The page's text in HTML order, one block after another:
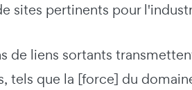
sites pertinents pour
de liens sortants
tels que la [force] du